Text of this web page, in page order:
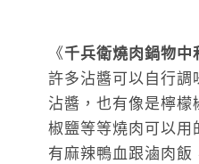
《千兵衛燒肉鍋物中
許多沾醬可以自行調
沾醬，也有像是檸檬
椒鹽等等燒肉可以用
有麻辣鴨血跟滷肉飯